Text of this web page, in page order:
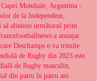
Mondiale, Argentina -
de la Independent,
să alinieze următorul prim
a anunțat
Deschamps o va trimite
de Rugby din 2023 este
de Rugby masculin,
din patru în patru ani